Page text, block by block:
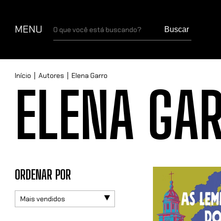
MENU Buscar
Início Autores Elena Garro
ELENA
ORDENAR POR